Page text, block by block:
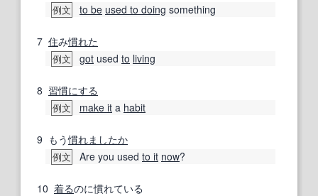
例文 to be used to doing something
7 住み慣れた
例文 got used to living
8 習慣にする
例文 make it a habit
9 もう慣れましたか
例文 Are you used to it now?
10 着るのに慣れている